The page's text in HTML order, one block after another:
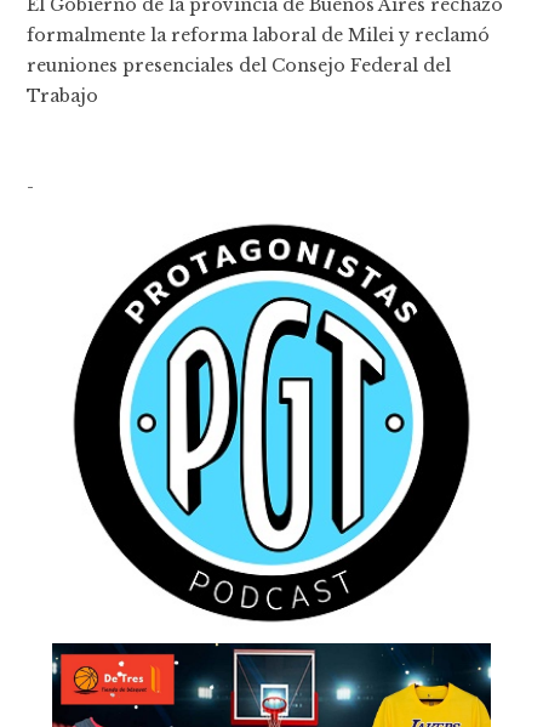
El Gobierno de la provincia de Buenos Aires rechazó
formalmente la reforma laboral de Milei y reclamó
reuniones presenciales del Consejo Federal del
Trabajo
-